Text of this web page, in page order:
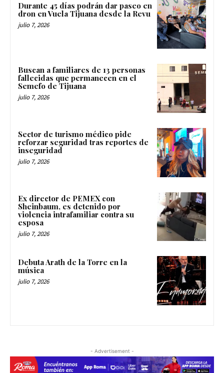
Durante 45 días podrán dar paseo en
dron en Vuela Tijuana desde la Revu
julio 7, 2026
Buscan a familiares de 13 personas
fallecidas que permanecen en el
Semefo de Tijuana
julio 7, 2026
Sector de turismo médico pide
reforzar seguridad tras reportes de
inseguridad
julio 7, 2026
Ex director de PEMEX con
Sheinbaum, es detenido por
violencia intrafamiliar contra su
esposa
julio 7, 2026
Debuta Arath de la Torre en la
música
julio 7, 2026
- Advertisement -